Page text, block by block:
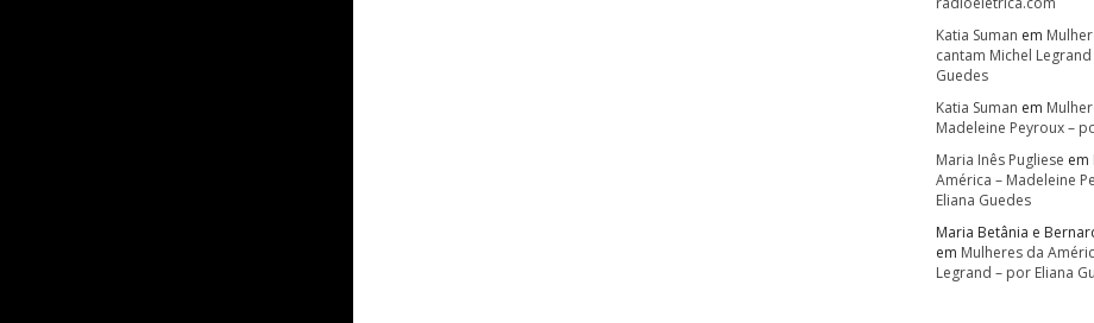
Katia Suman em
cantam Michel
Guedes
Katia Suman em
Madeleine Peyroux –
Maria Inês Pugliese em
América – Madeleine
Eliana Guedes
Maria Betânia e
em Mulheres da
Legrand – por Eliana